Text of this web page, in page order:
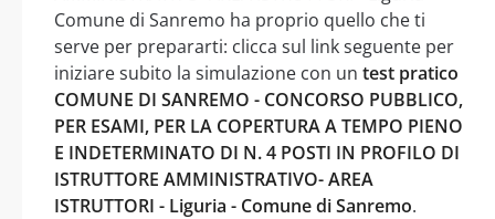
Comune di Sanremo ha proprio quello che ti
serve per prepararti: clicca sul link seguente per
iniziare subito la simulazione con un test pratico
COMUNE DI SANREMO - CONCORSO PUBBLICO,
PER ESAMI, PER LA COPERTURA A TEMPO PIENO
E INDETERMINATO DI N. 4 POSTI IN PROFILO DI
ISTRUTTORE AMMINISTRATIVO- AREA
ISTRUTTORI - Liguria - Comune di Sanremo.